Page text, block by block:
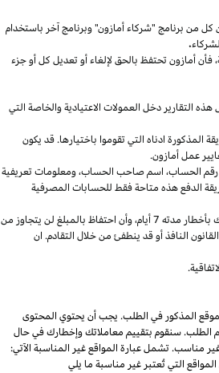
من برنامج "شركاء أمازون" وبرنامج آخر باستخدام
.
فأن أمازون تحتفظ بالحق لإلغاء أو تعديل كل أو جزء
التقارير دخل العمولات الاعتيادية والخاصة التي
الشهر الذي تم كسب العمولة فيه بالطريقة المذكورة ادناه التي تقوموا باختيارها. قد يكون
عمل أمازون.
رقم الحساب، اسم صاحب الحساب،ومعلومات تعريفية
الدفعهذه متاحةفقط للحسابات المصرفية
مدته 7 أيام،وأن احتفاظ بالمبلغ لن يتجاوز من
النافذ أو قد ينطفئ من خلال التقادم. ان
المذكور في الطلب. يجب أن يحتوي المحتوى
الطلب. سنقوم بتقييم معاملاتك وإخطارك في حال
مناسب. تشمل عبارة المواقع غير المناسبة الآتي:
التي تُعتبر غير مناسبة ما يلي